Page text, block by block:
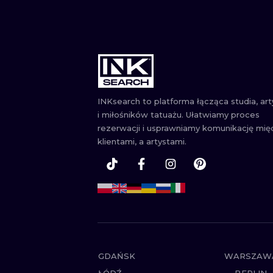
INKsearch to platforma łącząca studia,
i miłośników tatuażu. Ułatwiamy proces
rezerwacji i usprawniamy komunikację
klientami, a artystami.
GDAŃSK